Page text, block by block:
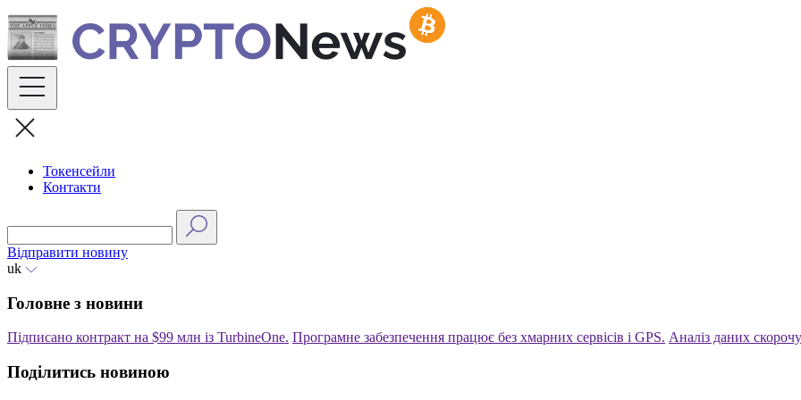
Skip
to
content
Токенсейли
Контакти
Відправити новину
uk
Головне з новини
Підписано контракт на $99 млн із TurbineOne. Програмне забезпечення працює без хмарних сервісів і GPS. Аналіз даних
Поділитись новиною